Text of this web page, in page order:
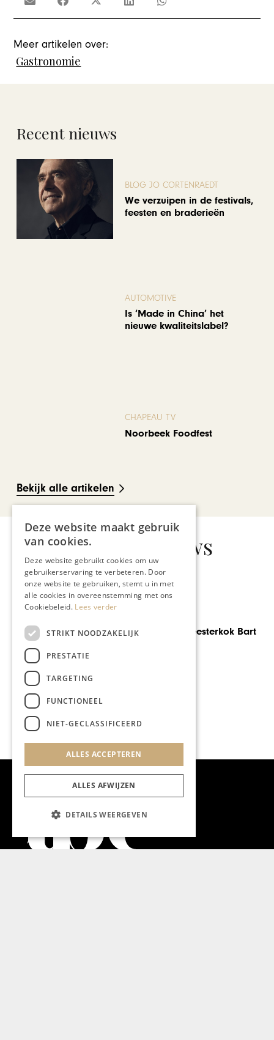
Meer artikelen over:
Gastronomie
Recent nieuws
BLOG JO CORTENRAEDT
We verzuipen in de festivals,
feesten en braderieën
AUTOMOTIVE
Is ‘Made in China’ het
nieuwe kwaliteitslabel?
CHAPEAU TV
Noorbeek Foodfest
Bekijk alle artikelen
Gerelateerd nieuws
Feestje voor meesterkok Bart
Deze website maakt gebruik
van cookies.
Deze website gebruikt cookies om uw
gebruikerservaring te verbeteren. Door
onze website te gebruiken, stemt u in met
alle cookies in overeenstemming met ons
Cookiebeleid. Lees verder
STRIKT NOODZAKELIJK
PRESTATIE
TARGETING
FUNCTIONEEL
NIET-GECLASSIFICEERD
ALLES ACCEPTEREN
ALLES AFWIJZEN
DETAILS WEERGEVEN